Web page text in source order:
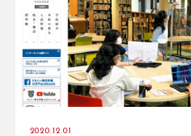
2020.12.01